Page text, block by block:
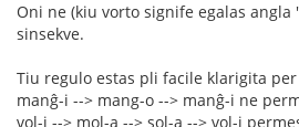
Oni ne (kiu vorto signife egalas angla
sinsekve.
Tiu regulo estas pli facile klarigita
manĝ-i --> mang-o --> manĝ-i ne
vol-i --> mol-a --> sol-a --> vol-i